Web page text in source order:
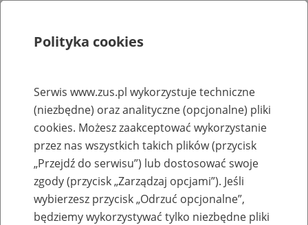
Rejestry, ewidencje i archiwa
Baza zlikwidowanych lub
przekształconych zakładów pracy
Nazwa zakładu pracy:
Polityka cookies
Serwis www.zus.pl wykorzystuje techniczne
(niezbędne) oraz analityczne (opcjonalne) pliki
cookies. Możesz zaakceptować wykorzystanie
przez nas wszystkich takich plików (przycisk
„Przejdź do serwisu”) lub dostosować swoje
zgody (przycisk „Zarządzaj opcjami”). Jeśli
wybierzesz przycisk „Odrzuć opcjonalne”,
będziemy wykorzystywać tylko niezbędne pliki